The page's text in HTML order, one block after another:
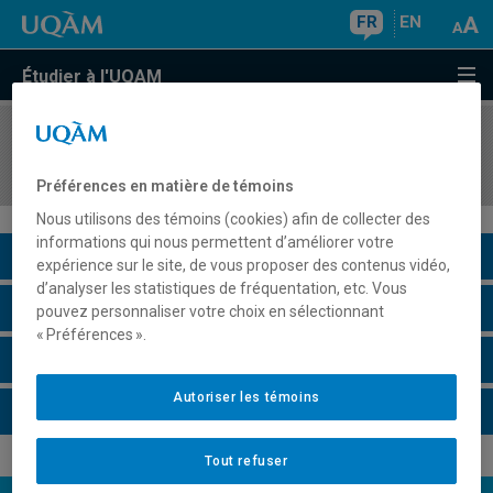
FR EN
Étudier à l'UQAM
COURS//
Description du cours
Horaire - Été 2026
Préférences en matière de témoins
Nous utilisons des témoins (cookies) afin de collecter des
informations qui nous permettent d’améliorer votre
expérience sur le site, de vous proposer des contenus vidéo,
d’analyser les statistiques de fréquentation, etc. Vous
pouvez personnaliser votre choix en sélectionnant
« Préférences ».
Tout refuser
Autoriser les témoins